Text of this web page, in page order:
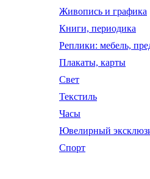
Живопись и графика
Книги, периодика
Реплики: мебель,
Плакаты, карты
Свет
Текстиль
Часы
Ювелирный
Спорт